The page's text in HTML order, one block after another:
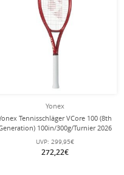
Yonex
Tennisschläger VCore 100 (8th
100in/300g/Turnier 2026
rot - unbesaitet -
UVP: 299,95€
272,22€